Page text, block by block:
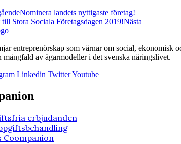
Nominera landets nyttigaste företag!
Stora Sociala Företagsdagen 2019!Nästa
entreprenörskap som värnar om social, ekonomisk
av ägarmodeller i det svenska näringslivet.
Linkedin TwitterYoutube
erbjudanden
Coompanion